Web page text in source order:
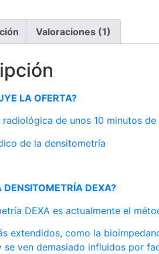
Valoraciones (1)
LA OFERTA?
de unos 10 minutos
de la densitometría
DENSITOMETRÍA DEXA?
DEXA es actualmente el
extendidos, como la
se ven demasiado influidos por